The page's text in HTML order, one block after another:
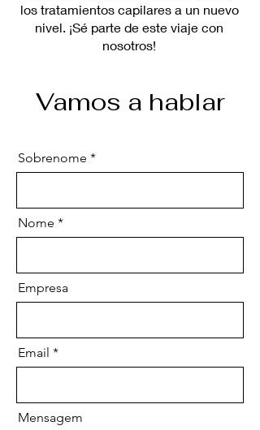
los tratamientos capilares a un nuevo
nivel. ¡Sé parte de este viaje con
nosotros!
Vamos a hablar
Sobrenome
Nome
Empresa
Email
Mensagem